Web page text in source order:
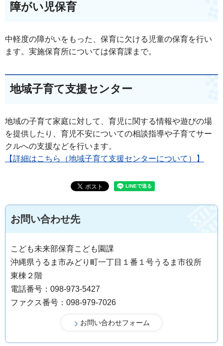
障がい児保育
中軽度の障がいをもった、保育に欠ける児童の保育を行い
ます。実施保育所については保育課まで。
地域子育て支援センター
地域の子育て家庭に対して、育児に関する情報や遊びの場
を提供したり、育児不安についての相談指導や子育てサー
クルへの支援などを行います。
【詳細はこちら（地域子育て支援センターについて）】
お問い合わせ先
こども未来部保育こども園課
沖縄県うるま市みどり町一丁目１番１号うるま市役所
東棟２階
電話番号：098-973-5427
ファクス番号：098-979-7026